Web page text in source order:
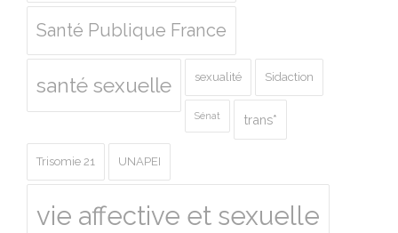
Santé Publique France
santé sexuelle sexualité Sidaction
Sénat trans*
Trisomie 21 UNAPEI
vie affective et sexuelle